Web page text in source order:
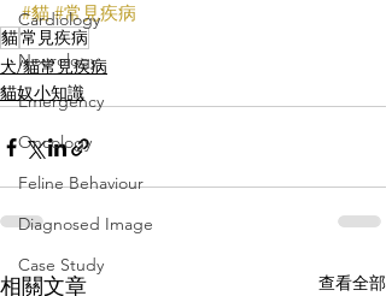
Cardiology
Neurology
Emergency
Oncology
Feline Behaviour
Diagnosed Image
Case Study
#貓 #常見疾病
貓常見疾病
犬/貓常見疾病
貓奴小知識
相關文章 查看全部